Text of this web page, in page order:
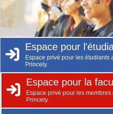
Espace pour
Espace privé pour les étudiants
Princely.
Espace pour la
Espace privé pour les membres
Princely.